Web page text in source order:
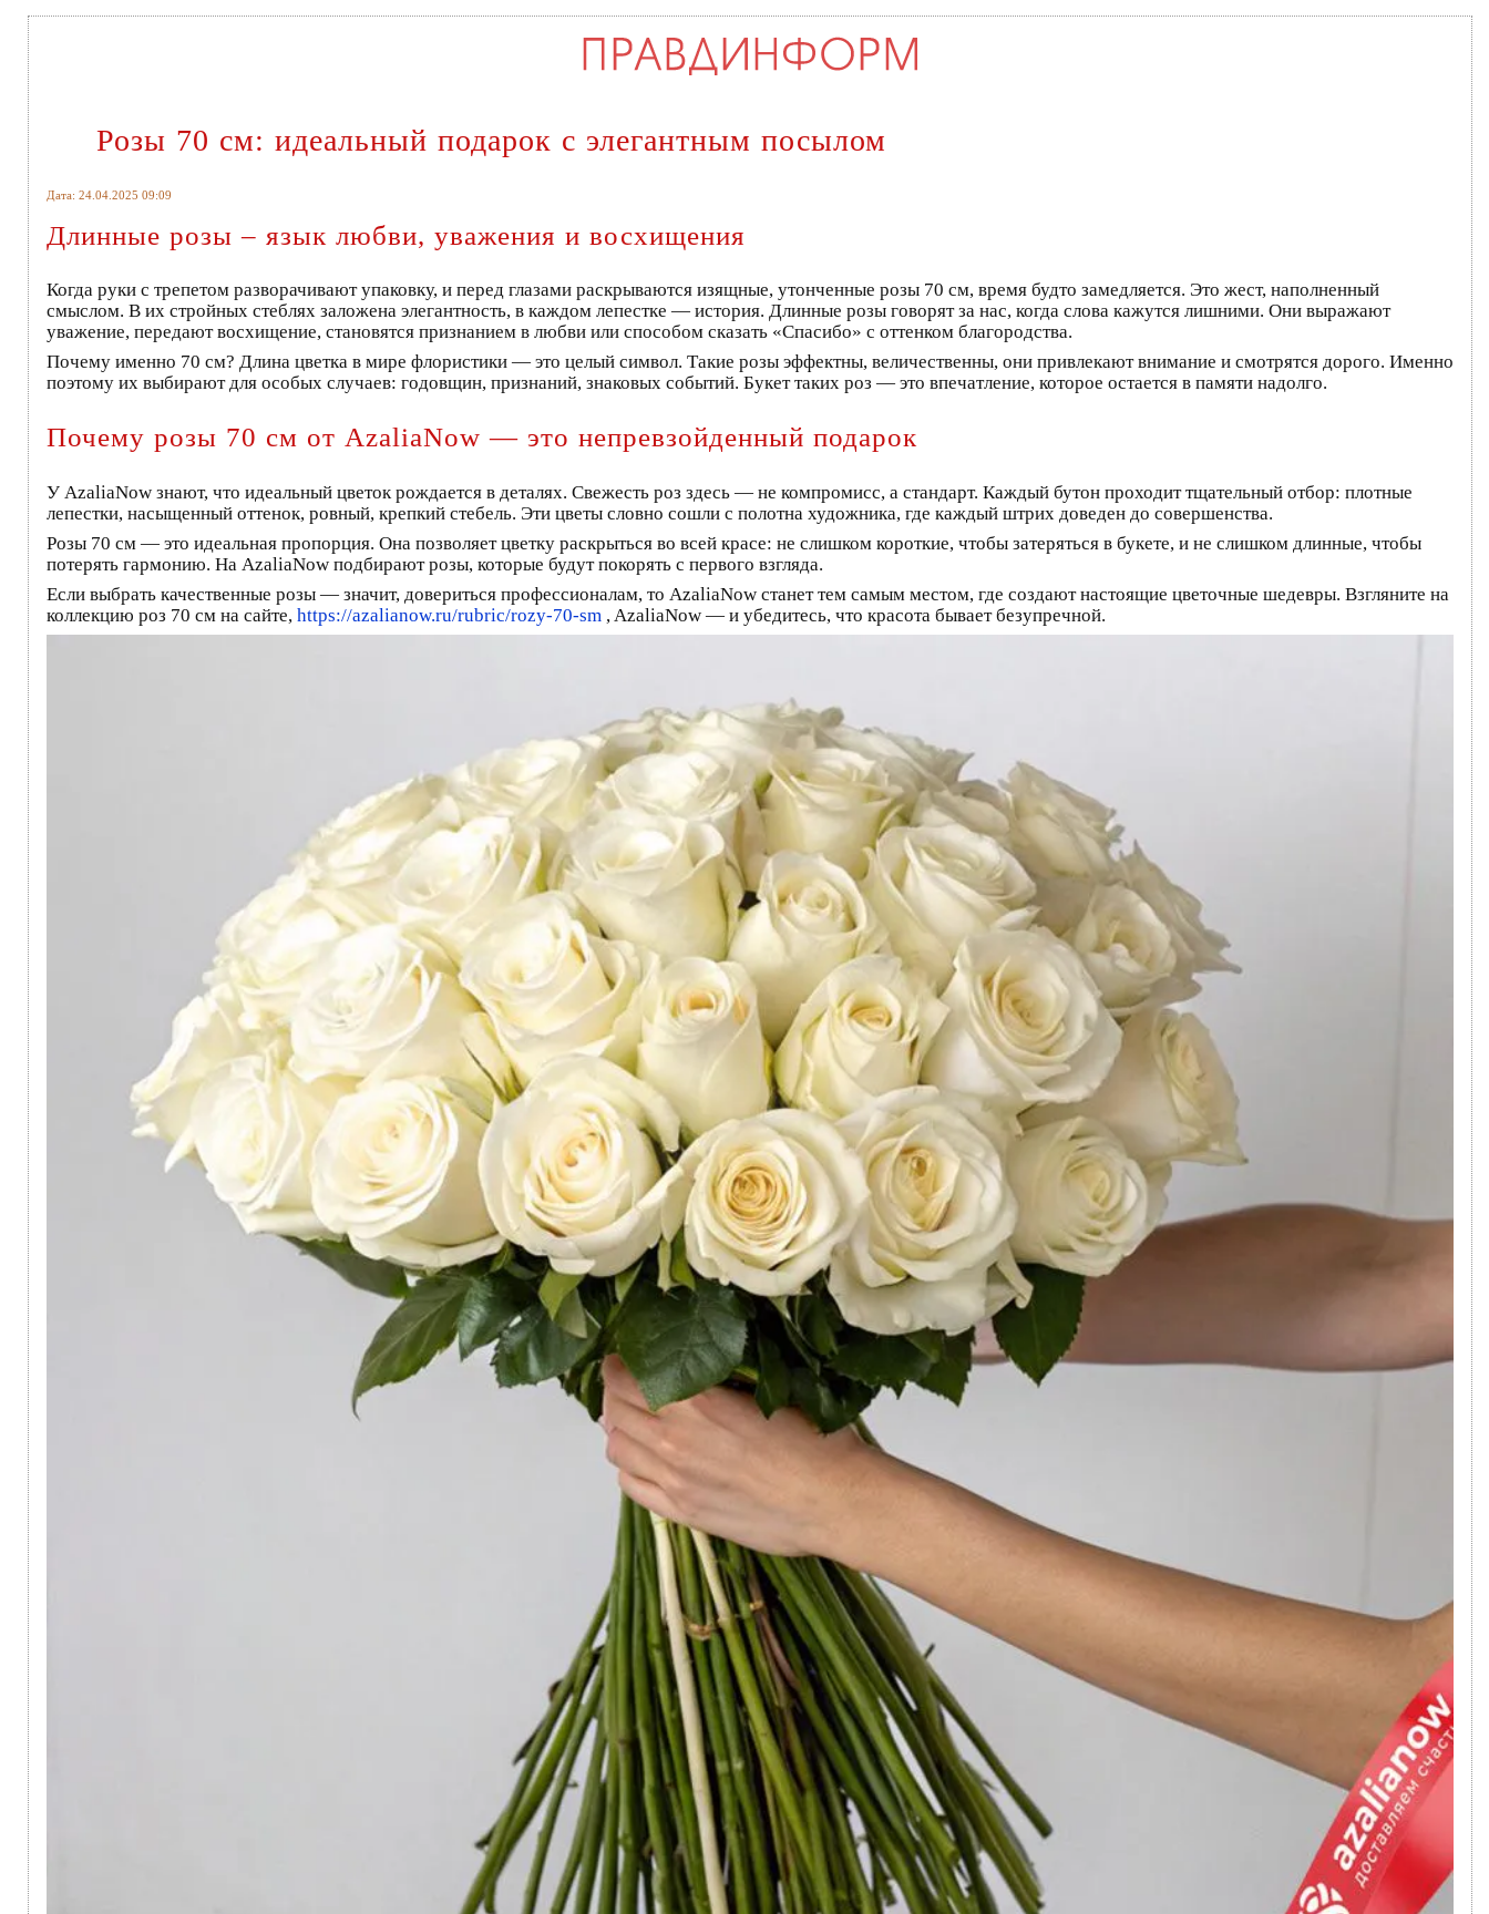
Розы 70 см: идеальный подарок с элегантным посылом
Дата: 24.04.2025 09:09
Длинные розы – язык любви, уважения и восхищения
Когда руки с трепетом разворачивают упаковку, и перед глазами раскрываются изящные, утонченные розы 70 см, время будто замедляется. Это жест, наполненный
смыслом. В их стройных стеблях заложена элегантность, в каждом лепестке — история. Длинные розы говорят за нас, когда слова кажутся лишними. Они выражают
уважение, передают восхищение, становятся признанием в любви или способом сказать «Спасибо» с оттенком благородства.
Почему именно 70 см? Длина цветка в мире флористики — это целый символ. Такие розы эффектны, величественны, они привлекают внимание и смотрятся дорого. Именно
поэтому их выбирают для особых случаев: годовщин, признаний, знаковых событий. Букет таких роз — это впечатление, которое остается в памяти надолго.
Почему розы 70 см от AzaliaNow — это непревзойденный подарок
У AzaliaNow знают, что идеальный цветок рождается в деталях. Свежесть роз здесь — не компромисс, а стандарт. Каждый бутон проходит тщательный отбор: плотные
лепестки, насыщенный оттенок, ровный, крепкий стебель. Эти цветы словно сошли с полотна художника, где каждый штрих доведен до совершенства.
Розы 70 см — это идеальная пропорция. Она позволяет цветку раскрыться во всей красе: не слишком короткие, чтобы затеряться в букете, и не слишком длинные, чтобы
потерять гармонию. На AzaliaNow подбирают розы, которые будут покорять с первого взгляда.
Если выбрать качественные розы — значит, довериться профессионалам, то AzaliaNow станет тем самым местом, где создают настоящие цветочные шедевры. Взгляните на
коллекцию роз 70 см на сайте, https://azalianow.ru/rubric/rozy-70-sm , AzaliaNow — и убедитесь, что красота бывает безупречной.